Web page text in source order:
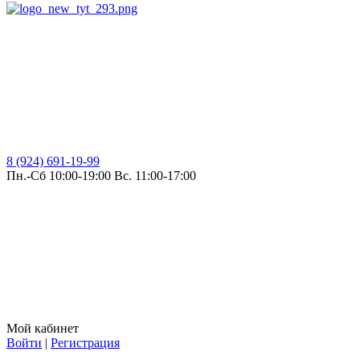
8 (924) 691-19-99
Пн.-Сб 10:00-19:00 Вс. 11:00-17:00
Мой кабинет
Войти | Регистрация